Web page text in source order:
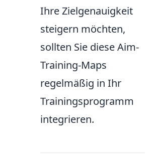
Ihre Zielgenauigkeit
steigern möchten,
sollten Sie diese Aim-
Training-Maps
regelmäßig in Ihr
Trainingsprogramm
integrieren.